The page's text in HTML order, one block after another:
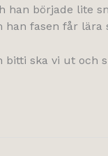
han började lite
fasen får lära
ska vi ut och